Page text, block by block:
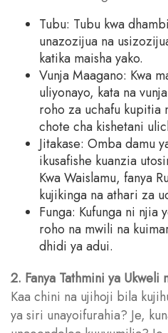
Tubu: Tubu kwa
unazozijua na
katika maisha yako.
Vunja Maagano: Kwa
uliyonayo, kata na
roho za uchafu kupitia
chote cha kishetani
Jitakase: Omba damu
ikusafishe kuanzia
Kwa Waislamu, fanya
kujikinga na athari za
Funga: Kufunga ni njia
roho na mwili na
dhidi ya adui.
2. Fanya Tathmini ya Ukweli
Kaa chini na ujihoji bila
ya siri unayoifurahia? Je,